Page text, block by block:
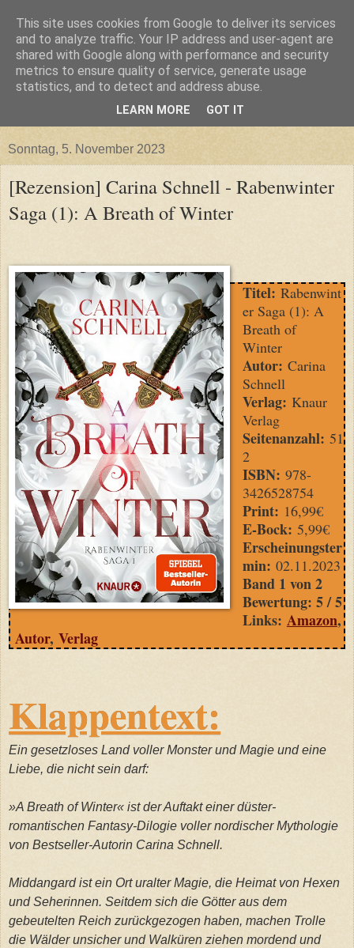
Sonntag, 5. November 2023
[Rezension] Carina Schnell - Rabenwinter
Saga (1): A Breath of Winter
Titel: Rabenwint
er Saga (1): A
Breath of
Winter
Autor: Carina
Schnell
Verlag: Knaur
Verlag
Seitenanzahl: 51
2
ISBN: 978-
3426528754
Print: 16,99€
E-Bock: 5,99€
Erscheinungster
min: 02.11.2023
Band 1 von 2
Bewertung: 5 / 5
Links: Amazon,
Autor, Verlag
Klappentext:
Ein gesetzloses Land voller Monster und Magie und eine
Liebe, die nicht sein darf:
»A Breath of Winter« ist der Auftakt einer düster-
romantischen Fantasy-Dilogie voller nordischer Mythologie
von Bestseller-Autorin Carina Schnell.
Middangard ist ein Ort uralter Magie, die Heimat von Hexen
und Seherinnen. Seitdem sich die Götter aus dem
gebeutelten Reich zurückgezogen haben, machen Trolle
die Wälder unsicher und Walküren ziehen mordend und
This site uses cookies from Google to deliver its services
and to analyze traffic. Your IP address and user-agent are
shared with Google along with performance and security
metrics to ensure quality of service, generate usage
statistics, and to detect and address abuse.
LEARN MORE GOT IT